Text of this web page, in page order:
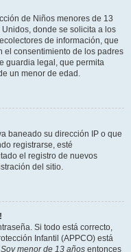
de Niños menores de 13
donde se solicita a los
de información, que
el consentimiento de los padres
guardia legal, que permita
un menor de edad.
baneado su dirección IP o que
registrarse, esté
el registro de nuevos
del sitio.
Si todo está correcto,
Infantil (APPCO) está
Soy menor de 13 años entonces